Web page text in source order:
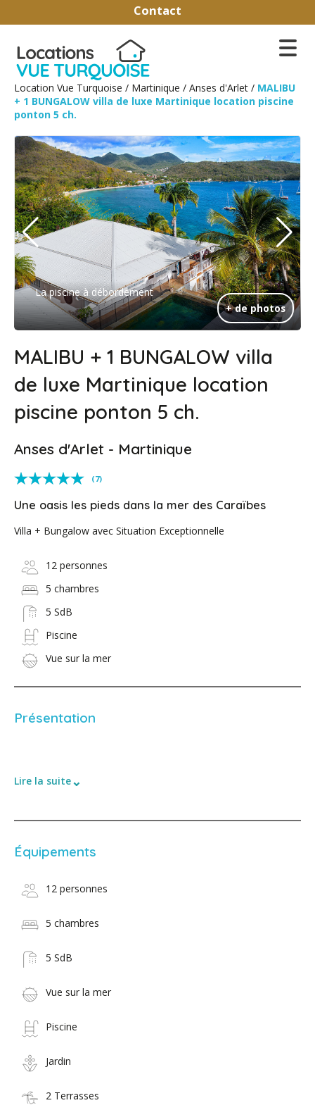
Contact
Location Vue Turquoise / Martinique / Anses d'Arlet / MALIBU
+ 1 BUNGALOW villa de luxe Martinique location piscine
ponton 5 ch.
+ de photos
La piscine à débordement
MALIBU + 1 BUNGALOW villa
de luxe Martinique location
piscine ponton 5 ch.
Anses d'Arlet - Martinique
(7)
Une oasis les pieds dans la mer des Caraïbes
Villa + Bungalow avec Situation Exceptionnelle
12 personnes
5 chambres
5 SdB
Piscine
Vue sur la mer
Présentation
Lire la suite⌄
Équipements
12 personnes
5 chambres
5 SdB
Vue sur la mer
Piscine
Jardin
2 Terrasses